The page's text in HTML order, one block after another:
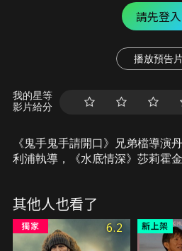
請先登入
播放預告
我的星等
影片給分
《鬼手鬼手請開口》兄弟檔導演
利浦執導，《水底情深》莎莉霍
其他人也看了
6.2